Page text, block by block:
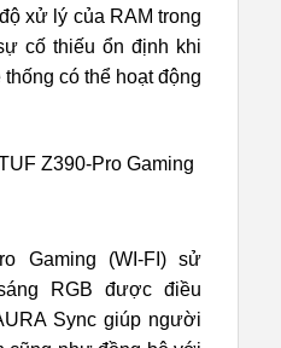
xử lý của RAM trong
cố thiếu ổn định khi
có thể hoạt động
Gaming (WI-FI) sử
RGB được điều
Sync giúp người